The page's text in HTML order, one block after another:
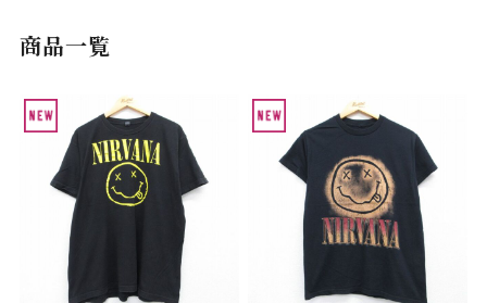
5 ラルフローレン 大きいサイズ アニメ 8
Search by Brand ブランドから探す
ラルフ ローレン ザ・ノース・フェ
商品一覧